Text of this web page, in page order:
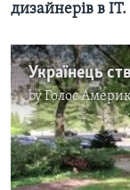
дизайнерів в ІТ.
byГолос
No